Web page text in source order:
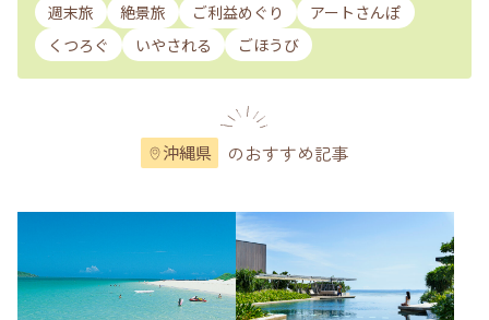
週末旅 絶景旅 ご利益めぐり
アートさんぽ
くつろぐ
いやされる ごほうび
沖縄県 のおすすめ記事